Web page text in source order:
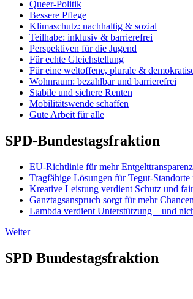
Queer-Politik
Bessere Pflege
Klimaschutz: nachhaltig & sozial
Teilhabe: inklusiv & barrierefrei
Perspektiven für die Jugend
Für echte Gleichstellung
Für eine weltoffene, plurale &
Wohnraum: bezahlbar und barrierefrei
Stabile und sichere Renten
Mobilitätswende schaffen
Gute Arbeit für alle
SPD-Bundestagsfraktion
EU-Richtlinie für mehr
Tragfähige Lösungen für Tegut-
Kreative Leistung verdient Schutz und
Ganztagsanspruch sorgt für mehr
Lambda verdient Unterstützung – und
Weiter
SPD Bundestagsfraktion